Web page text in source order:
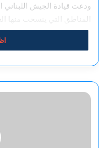
ودعت قيادة الجيش اللبناني
المناطق التي ينسحب منها
الوحدات العسكرية”.
الناطق